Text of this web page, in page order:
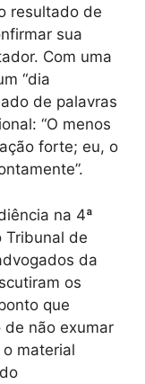
resultado de
sua
Com uma
“dia
de palavras
“O menos
forte; eu, o
na 4ª
Tribunal de
da
os
que
de não exumar
material